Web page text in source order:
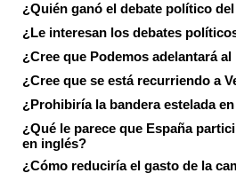
¿Quién ganó el debate político
¿Le interesan los debates
¿Cree que Podemos adelantará
¿Cree que se está recurriendo a
¿Prohibiría la bandera estelada
¿Qué le parece que España
en inglés?
¿Cómo reduciría el gasto de la